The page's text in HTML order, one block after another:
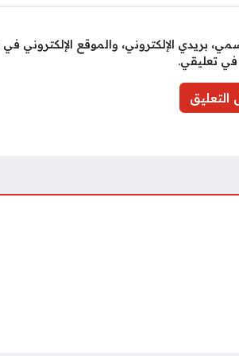
بريدي الإلكتروني، والموقع الإلكتروني
في تعليقي.